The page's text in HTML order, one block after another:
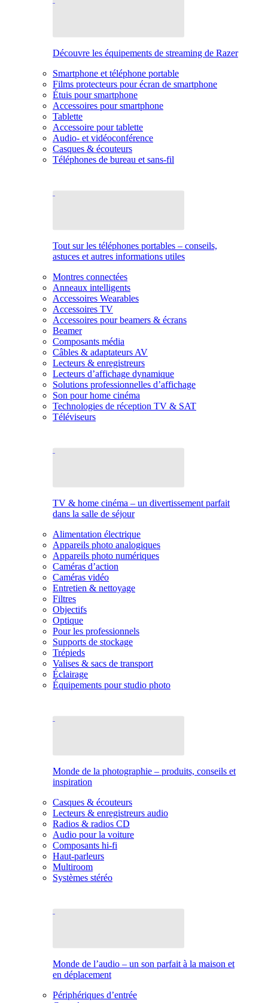
Découvre les équipements de streaming de Razer
Smartphone et téléphone portable
Films protecteurs pour écran de smartphone
Étuis pour smartphone
Accessoires pour smartphone
Tablette
Accessoire pour tablette
Audio- et vidéoconférence
Casques & écouteurs
Téléphones de bureau et sans-fil
Tout sur les téléphones portables – conseils,
astuces et autres informations utiles
Montres connectées
Anneaux intelligents
Accessoires Wearables
Accessoires TV
Accessoires pour beamers & écrans
Beamer
Composants média
Câbles & adaptateurs AV
Lecteurs & enregistreurs
Lecteurs d’affichage dynamique
Solutions professionnelles d’affichage
Son pour home cinéma
Technologies de réception TV & SAT
Téléviseurs
TV & home cinéma – un divertissement parfait
dans la salle de séjour
Alimentation électrique
Appareils photo analogiques
Appareils photo numériques
Caméras d’action
Caméras vidéo
Entretien & nettoyage
Filtres
Objectifs
Optique
Pour les professionnels
Supports de stockage
Trépieds
Valises & sacs de transport
Éclairage
Équipements pour studio photo
Monde de la photographie – produits, conseils et
inspiration
Casques & écouteurs
Lecteurs & enregistreurs audio
Radios & radios CD
Audio pour la voiture
Composants hi-fi
Haut-parleurs
Multiroom
Systèmes stéréo
Monde de l’audio – un son parfait à la maison et
en déplacement
Périphériques d’entrée